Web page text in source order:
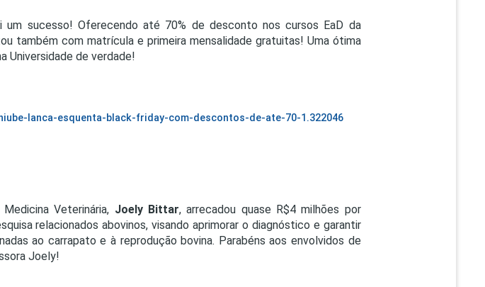
sucesso! Oferecendo até 70% de desconto nos cursos EaD da
também com matrícula e primeira mensalidade gratuitas! Uma ótima
Universidade de verdade!
lanca-esquenta-black-friday-com-descontos-de-ate-70-1.322046
Veterinária, Joely Bittar, arrecadou quase R$4 milhões por
relacionados abovinos, visando aprimorar o diagnóstico e garantir
ao carrapato e à reprodução bovina. Parabéns aos envolvidos de
Joely!